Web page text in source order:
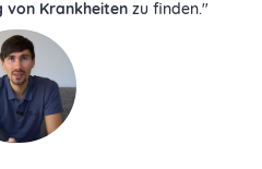
von Krankheiten zu finden."